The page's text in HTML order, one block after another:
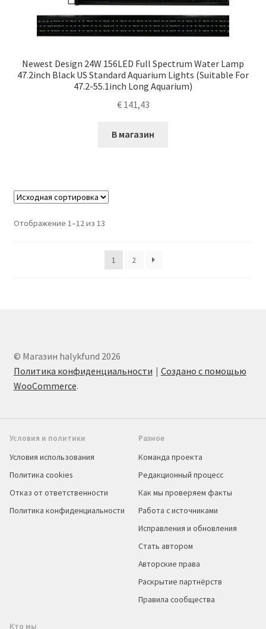
Newest Design 24W 156LED Full Spectrum Water Lamp
47.2inch Black US Standard Aquarium Lights (Suitable For
47.2-55.1inch Long Aquarium)
€141,43
В магазин
Отображение 1–12 из 13
1 2
© Магазин halykfund 2026
Политика конфиденциальности
Создано с помощью
WooCommerce.
Условия и политики
Условия использования
Политика cookies
Отказ от ответственности
Политика конфиденциальности
Разное
Команда проекта
Редакционный процесс
Как мы проверяем факты
Работа с источниками
Исправления и обновления
Стать автором
Авторские права
Раскрытие партнёрств
Правила сообщества
Кто мы